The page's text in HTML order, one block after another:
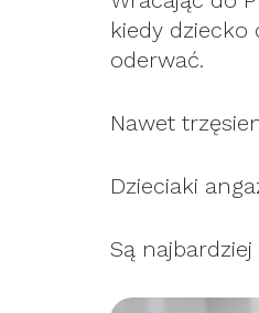
kiedy dziecko
oderwać.
Nawet
Dzieciaki
Są